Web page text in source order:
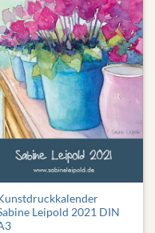
Leipold 2021 DIN